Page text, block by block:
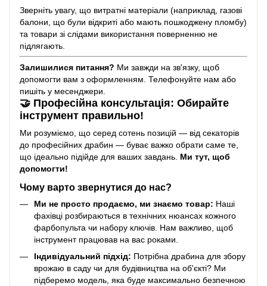
Зверніть увагу, що витратні матеріали (наприклад, газові
балони, що були відкриті або мають пошкоджену пломбу)
та товари зі слідами використання поверненню не
підлягають.
Залишилися питання? Ми завжди на зв'язку, щоб
допомогти вам з оформленням. Телефонуйте нам або
пишіть у месенджери.
🤝 Професійна консультація: Обирайте
інструмент правильно!
Ми розуміємо, що серед сотень позицій — від секаторів
до професійних драбин — буває важко обрати саме те,
що ідеально підійде для ваших завдань. Ми тут, щоб
допомогти!
Чому варто звернутися до нас?
Ми не просто продаємо, ми знаємо товар: Наші
фахівці розбираються в технічних нюансах кожного
фарбопульта чи набору ключів. Нам важливо, щоб
інструмент працював на вас роками.
Індивідуальний підхід: Потрібна драбина для збору
врожаю в саду чи для будівництва на об'єкті? Ми
підберемо модель, яка буде максимально безпечною